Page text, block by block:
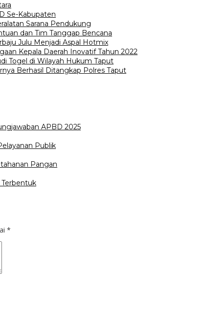
Se-Kabupaten
Sarana Pendukung
dan Tim Tanggap Bencana
Julu Menjadi Aspal Hotmix
Kepala Daerah Inovatif Tahun 2022
Togel di Wilayah Hukum Taput
Berhasil Ditangkap Polres Taput
APBD 2025
Publik
Pangan
*